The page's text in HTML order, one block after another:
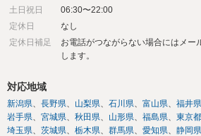
土日祝日
06:30〜22:00
定休日
なし
定休日補足
お電話がつながらない場合にはメー
します。
対応地域
新潟県 長野県 山梨県 石川県 富山県 福井県
岩手県
宮城県 秋田県 山形県 福島県 東京都
埼玉県
茨城県 栃木県 群馬県 愛知県 静岡県